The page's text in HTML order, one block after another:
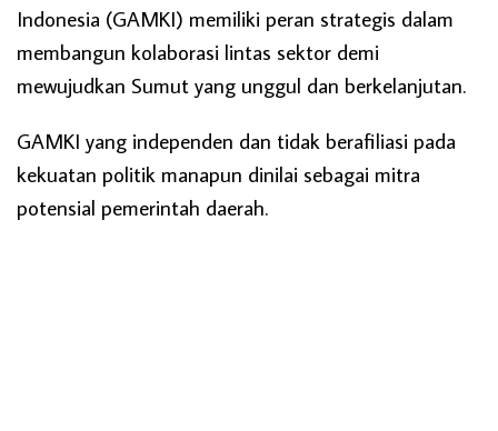
Indonesia (GAMKI) memiliki peran strategis dalam
membangun kolaborasi lintas sektor demi
mewujudkan Sumut yang unggul dan berkelanjutan.
GAMKI yang independen dan tidak berafiliasi pada
kekuatan politik manapun dinilai sebagai mitra
potensial pemerintah daerah.